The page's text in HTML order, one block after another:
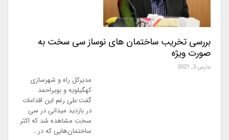
بررسی تخریب ساختمان های نوساز سی سخت به
صورت ویژه
مارس 3, 2021
مدیرکل راه و شهرسازی
کهگیلویه و بویراحمد
گفت:علی رغم این اقدامات
در بازدید میدانی در سی
سخت مشاهده شد که اکثر
ساختمان‌هایی که در…